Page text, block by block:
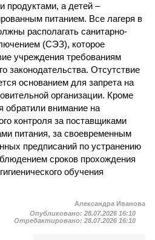
продуктами, а детей –
питанием. Все лагеря в
располагать санитарно-
(СЭЗ), которое
учреждения требованиям
законодательства. Отсутствие
основанием для запрета на
организации. Кроме
обратили внимание на
контроля за поставщиками
питания, за своевременным
предписаний по устранению
сроков прохождения
обучения
Александра Иванова
Опубликовано: 28.07.2026 16:10
Отредактировано: 28.07.2026 16:10